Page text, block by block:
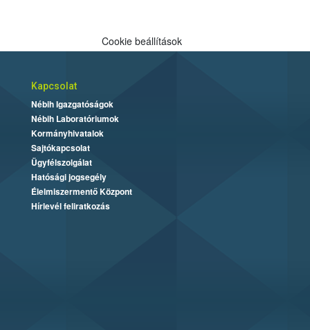
Cookie beállítások
Kapcsolat
Nébih Igazgatóságok
Nébih Laboratóriumok
Kormányhivatalok
Sajtókapcsolat
Ügyfélszolgálat
Hatósági jogsegély
Élelmiszermentő Központ
Hírlevél feliratkozás